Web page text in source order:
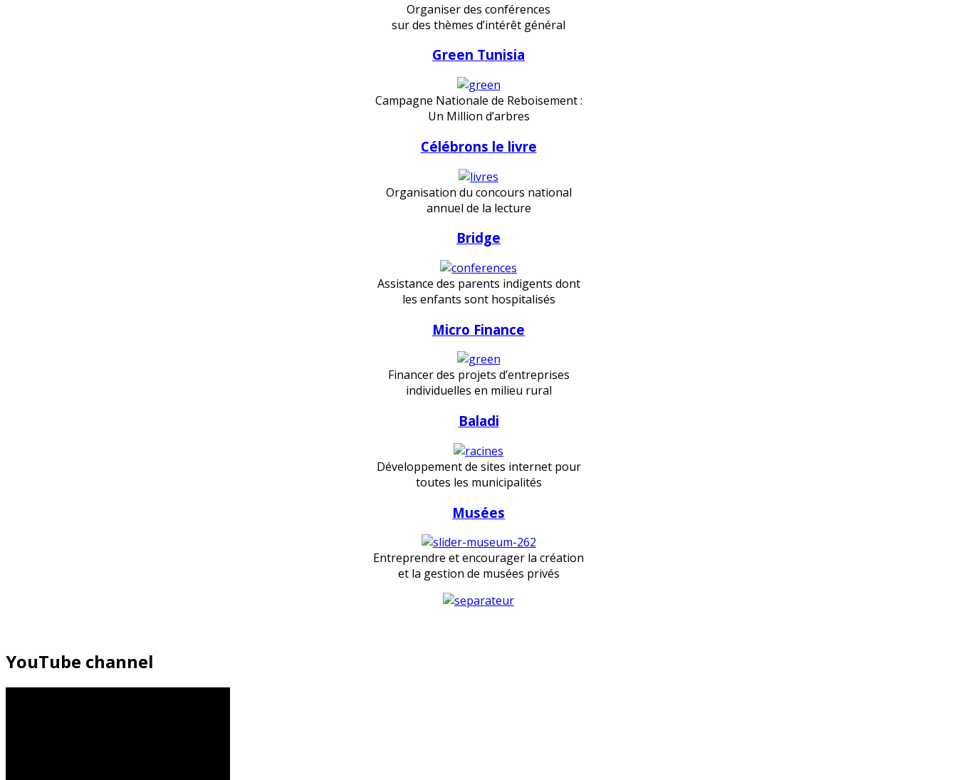
Organiser des conférences
sur des thèmes d’intérêt général
Green Tunisia
Campagne Nationale de Reboisement :
Un Million d’arbres
Célébrons le livre
Organisation du concours national
annuel de la lecture
Bridge
Assistance des parents indigents dont
les enfants sont hospitalisés
Micro Finance
Financer des projets d’entreprises
individuelles en milieu rural
Baladi
Développement de sites internet pour
toutes les municipalités
Musées
Entreprendre et encourager la création
et la gestion de musées privés
YouTube channel